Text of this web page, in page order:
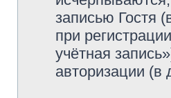
записью Гостя
при
учётная
авторизации